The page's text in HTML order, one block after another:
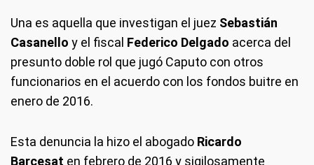
Una es aquella que investigan el juez Sebastián
Casanello y el fiscal Federico Delgado acerca del
presunto doble rol que jugó Caputo con otros
funcionarios en el acuerdo con los fondos buitre en
enero de 2016.
Esta denuncia la hizo el abogado Ricardo
Barcesat en febrero de 2016 y sigilosamente